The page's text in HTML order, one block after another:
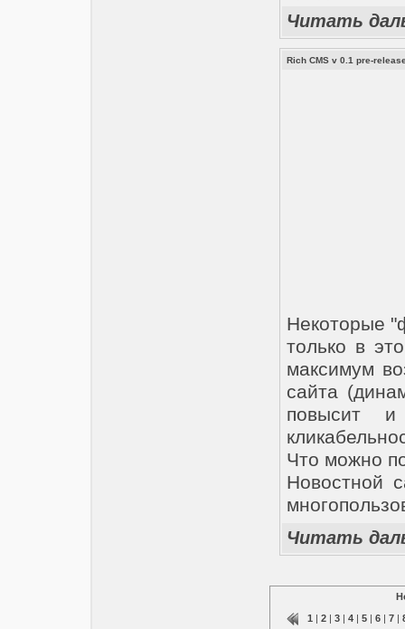
Читать
Rich CMS v 0.1 pre-
Некоторые
только в
максимум
сайта
повысит и
Что можно
Новостной
Читать
1 | 2 | 3 | 4 | 5 | 6 | 7 |